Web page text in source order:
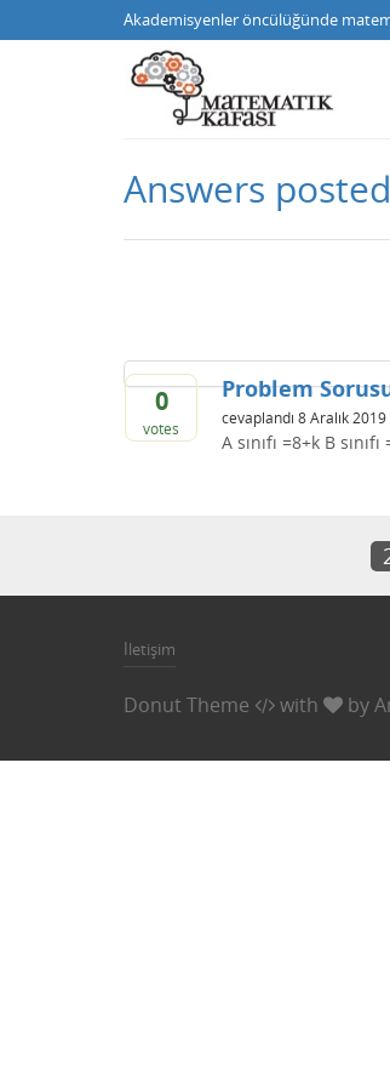
Akademisyenler öncülüğünde
Answers
0
votes
Problem
cevaplandı 8 Aralık 2019
A sınıfı =8+k B
İletişim
Donut Theme with by